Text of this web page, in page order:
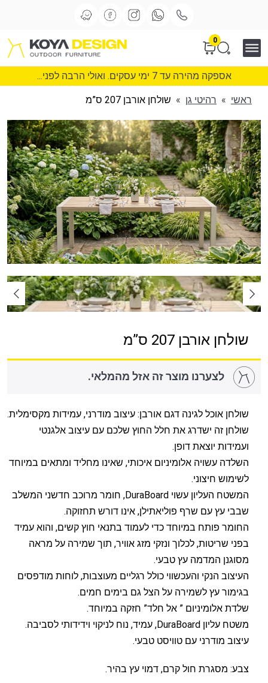
0
אספקה מהירה עד 7 ימי עסקים. ואולי הרבה לפני...
ראשי » רהיטי גן » שולחן אורבן 207 ס”מ
שולחן אורבן 207 ס”מ
לצערנו מוצר זה אזל מהמלאי.
שולחן אוכל לגינה דגם אורבן: עיצוב מודרני, עמידות מקסימלית.
שולחן זה ישדרג את חלל החוץ שלכם עם עיצוב אלגנטי
ועמידות יוצאת דופן.
השלדה עשויה אלומיניום איכותי, שאינו מחליד ומתאים במיוחד
לשימוש חיצוני.
המשטח העליון עשוי DuraBoard, חומר מרוכב חדשני המשלב
שבבי עץ עם שרף פוליאתילן, אינו דורש תחזוקה.
החומר פותח במיוחד כדי לעמוד בתנאי חוץ קשים, והוא עמיד
בפני שריטות, לכלוך ונזקי מזג אוויר, תוך שמירה על מראה
מסוגנן המדמה עץ טבעי.
העיצוב הנקי והעכשווי כולל רגליים מעוצבות, לוחות מודפסים
בגימור עץ לשמירה על הצל גם בימים חמים.
שלדת אלומיניום ” אל חלד” חזקה במיוחד.
משטח עליון DuraBoard, עמיד, נוח לניקוי וידידותי לסביבה.
עיצוב מודרני עם טוויסט טבעי.
צבע: מסגרת חול קרם, דמוי עץ בהיר.